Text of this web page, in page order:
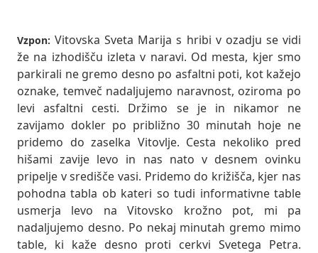
Vzpon: Vitovska Sveta Marija s hribi v ozadju se vidi
že na izhodišču izleta v naravi. Od mesta, kjer smo
parkirali ne gremo desno po asfaltni poti, kot kažejo
oznake, temveč nadaljujemo naravnost, oziroma po
levi asfaltni cesti. Držimo se je in nikamor ne
zavijamo dokler po približno 30 minutah hoje ne
pridemo do zaselka Vitovlje. Cesta nekoliko pred
hišami zavije levo in nas nato v desnem ovinku
pripelje v središče vasi. Pridemo do križišča, kjer nas
pohodna tabla ob kateri so tudi informativne table
usmerja levo na Vitovsko krožno pot, mi pa
nadaljujemo desno. Po nekaj minutah gremo mimo
table, ki kaže desno proti cerkvi Svetega Petra.